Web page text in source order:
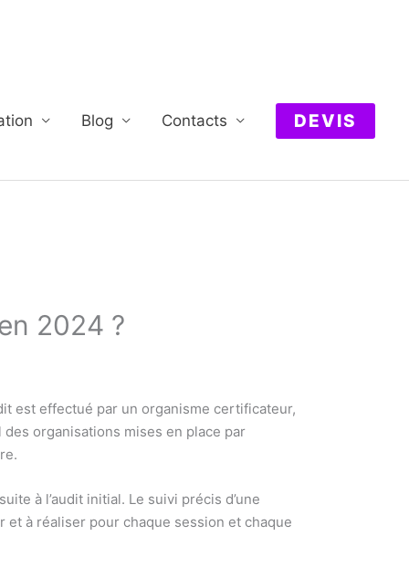
Blog Contacts DEVIS
2024 ?
est effectué par un organisme certificateur,
organisations mises en place par
à l’audit initial. Le suivi précis d’une
et à réaliser pour chaque session et chaque